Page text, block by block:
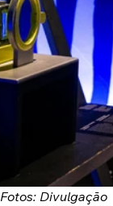
Fotos: Divulgação